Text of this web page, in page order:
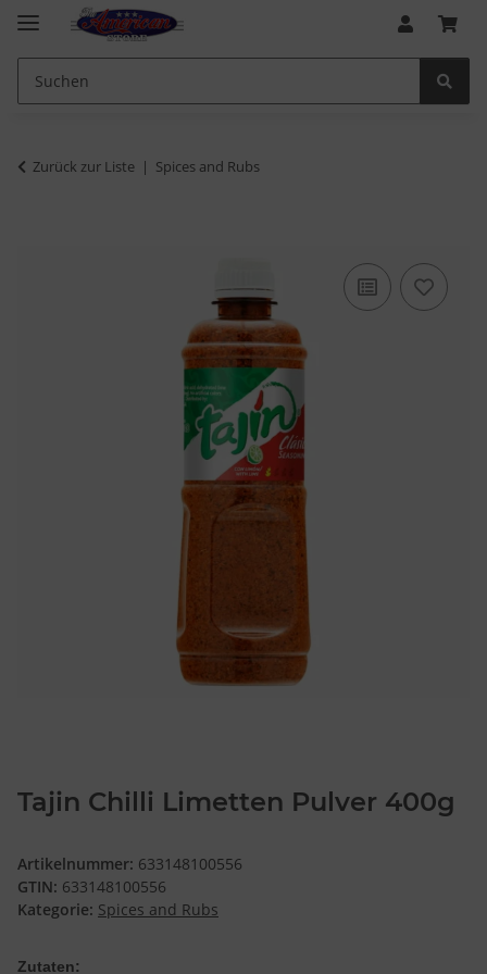
Zurück zur Liste Spices and Rubs
Tajin Chilli Limetten Pulver 400g
Artikelnummer: 633148100556
GTIN: 633148100556
Kategorie: Spices and Rubs
Zutaten: